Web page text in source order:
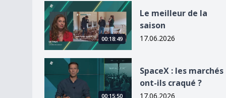
Le meilleur de la saison
00:18:49
Le meilleur de la
saison
17.06.2026
SpaceX : les marchés ont-ils craqué ?
00:15:50
SpaceX : les marchés
ont-ils craqué ?
17.06.2026